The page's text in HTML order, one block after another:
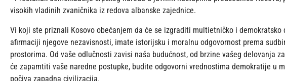
visokih vladinih zvaničnika iz redova albanske zajednice.
Vi koji ste priznali Kosovo obećanjem da će se izgraditi multietničko i
afirmaciji njegove nezavisnosti, imate istorijsku i moralnu odgovornost prema
prostorima. Od vaše odlučnosti zavisi naša budućnost, od brzine vašeg delovanja
će zapamtiti vaše naredne postupke, budite odgovorni vrednostima demokratije u
počiva zapadna civilizacija.